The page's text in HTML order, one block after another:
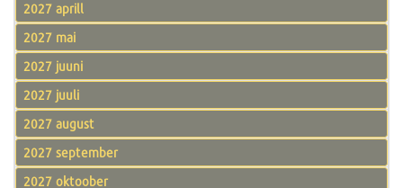
2027 aprill
2027 mai
2027 juuni
2027 juuli
2027 august
2027 september
2027 oktoober